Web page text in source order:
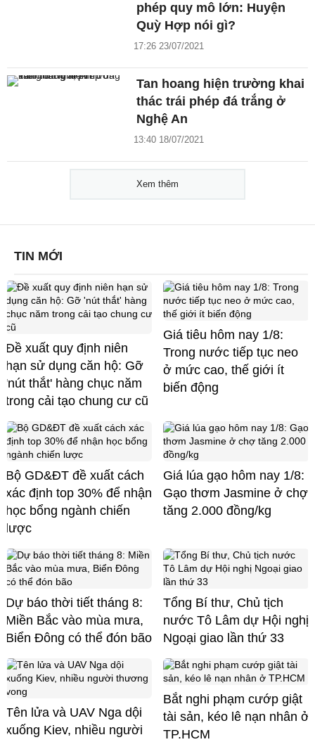
phép quy mô lớn: Huyện
Quỳ Hợp nói gì?
17:26 23/07/2021
Tan hoang hiện trường khai
thác trái phép đá trắng ở
Nghệ An
13:40 18/07/2021
Xem thêm
TIN MỚI
Đề xuất quy định niên
hạn sử dụng căn hộ: Gỡ
'nút thắt' hàng chục năm
trong cải tạo chung cư cũ
Giá tiêu hôm nay 1/8:
Trong nước tiếp tục neo
ở mức cao, thế giới ít
biến động
Bộ GD&ĐT đề xuất cách
xác định top 30% để nhận
học bổng ngành chiến
lược
Giá lúa gạo hôm nay 1/8:
Gạo thơm Jasmine ở chợ
tăng 2.000 đồng/kg
Dự báo thời tiết tháng 8:
Miền Bắc vào mùa mưa,
Biển Đông có thể đón bão
Tổng Bí thư, Chủ tịch
nước Tô Lâm dự Hội nghị
Ngoại giao lần thứ 33
Tên lửa và UAV Nga dội
xuống Kiev, nhiều người
Bắt nghi phạm cướp giật
tài sản, kéo lê nạn nhân ở
TP.HCM